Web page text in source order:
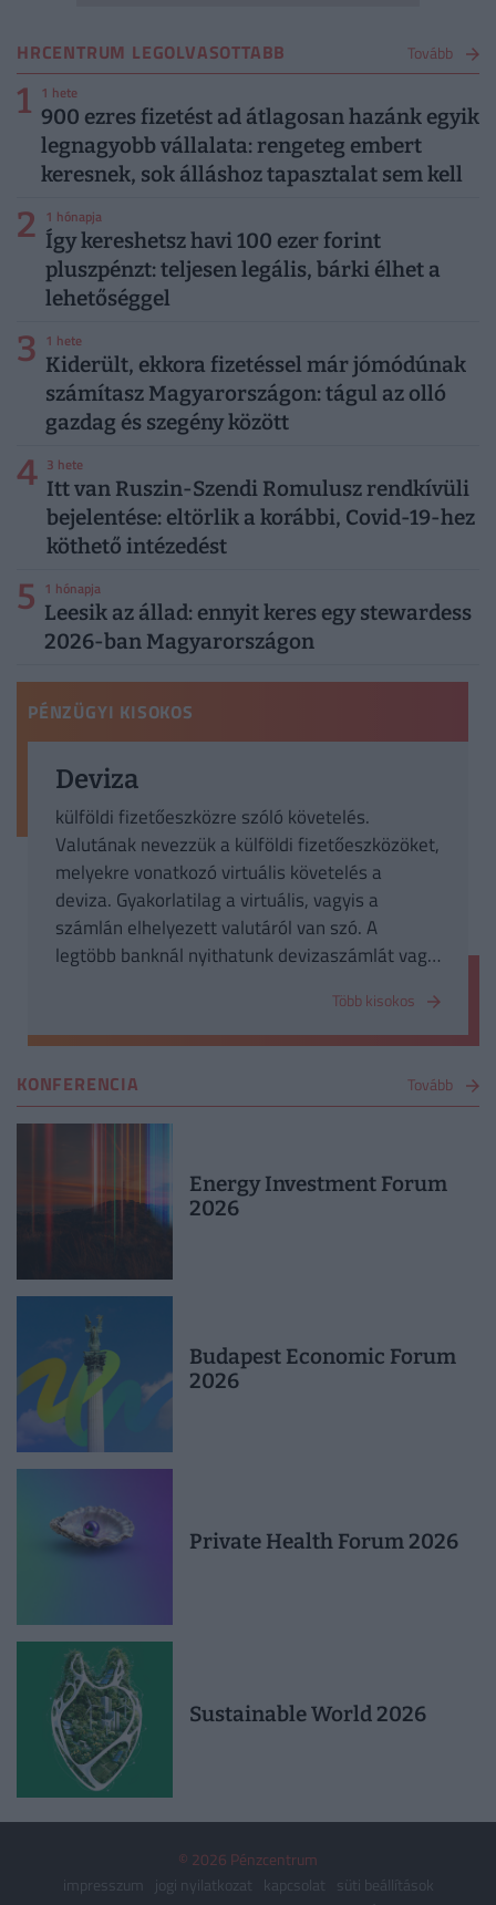
HRCENTRUM LEGOLVASOTTABB Tovább
1 1 hete
900 ezres fizetést ad átlagosan hazánk egyik
legnagyobb vállalata: rengeteg embert
keresnek, sok álláshoz tapasztalat sem kell
2 1 hónapja
Így kereshetsz havi 100 ezer forint
pluszpénzt: teljesen legális, bárki élhet a
lehetőséggel
3 1 hete
Kiderült, ekkora fizetéssel már jómódúnak
számítasz Magyarországon: tágul az olló
gazdag és szegény között
4 3 hete
Itt van Ruszin-Szendi Romulusz rendkívüli
bejelentése: eltörlik a korábbi, Covid-19-hez
köthető intézedést
5 1 hónapja
Leesik az állad: ennyit keres egy stewardess
2026-ban Magyarországon
PÉNZÜGYI KISOKOS
Deviza
külföldi fizetőeszközre szóló követelés.
Valutának nevezzük a külföldi fizetőeszközöket,
melyekre vonatkozó virtuális követelés a
deviza. Gyakorlatilag a virtuális, vagyis a
számlán elhelyezett valutáról van szó. A
legtöbb banknál nyithatunk devizaszámlát vagy
Több kisokos
KONFERENCIA Tovább
Energy Investment Forum
2026
Budapest Economic Forum
2026
Private Health Forum 2026
Sustainable World 2026
© 2026 Pénzcentrum
impresszum
jogi nyilatkozat kapcsolat
süti beállítások